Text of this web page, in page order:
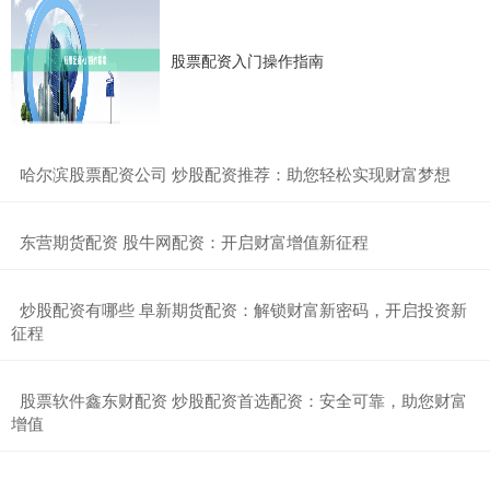
股票配资入门操作指南
​哈尔滨股票配资公司 炒股配资推荐：助您轻松实现财富梦想
​东营期货配资 股牛网配资：开启财富增值新征程
​炒股配资有哪些 阜新期货配资：解锁财富新密码，开启投资新
征程
​股票软件鑫东财配资 炒股配资首选配资：安全可靠，助您财富
增值